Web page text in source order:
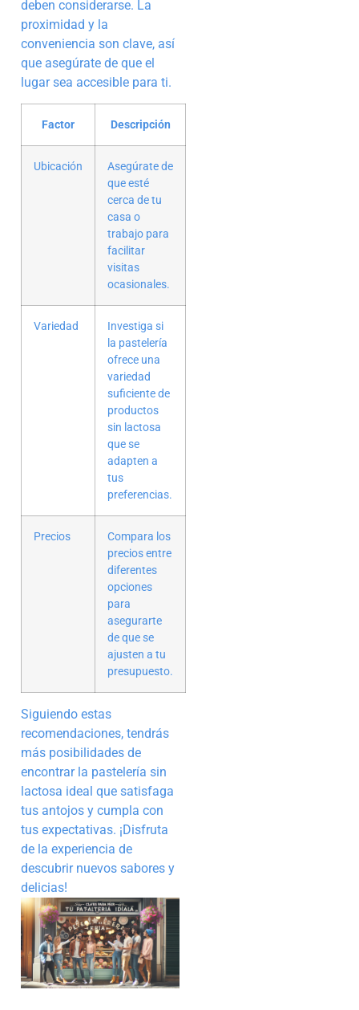
deben considerarse. La
proximidad y la
conveniencia son clave, así
que asegúrate de que el
lugar sea accesible para ti.
Factor Descripción
Ubicación
Asegúrate de
que esté
cerca de tu
casa o
trabajo para
facilitar
visitas
ocasionales.
Variedad
Investiga si
la pastelería
ofrece una
variedad
suficiente de
productos
sin lactosa
que se
adapten a
tus
preferencias.
Precios
Compara los
precios entre
diferentes
opciones
para
asegurarte
de que se
ajusten a tu
presupuesto.
Siguiendo estas
recomendaciones, tendrás
más posibilidades de
encontrar la pastelería sin
lactosa ideal que satisfaga
tus antojos y cumpla con
tus expectativas. ¡Disfruta
de la experiencia de
descubrir nuevos sabores y
delicias!